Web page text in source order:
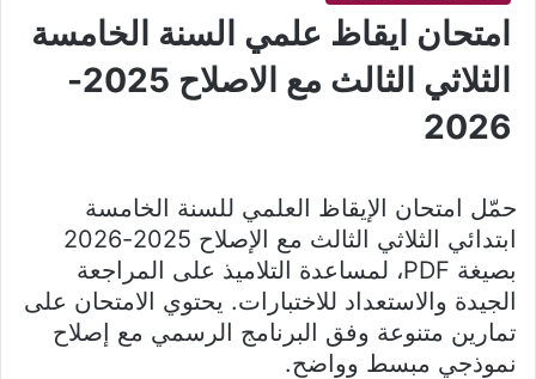
امتحان ايقاظ علمي السنة الخامسة
الثلاثي الثالث مع الاصلاح 2025-
2026
حمّل امتحان الإيقاظ العلمي للسنة الخامسة
ابتدائي الثلاثي الثالث مع الإصلاح 2025-2026
بصيغة PDF، لمساعدة التلاميذ على المراجعة
الجيدة والاستعداد للاختبارات. يحتوي الامتحان على
تمارين متنوعة وفق البرنامج الرسمي مع إصلاح
نموذجي مبسط وواضح.